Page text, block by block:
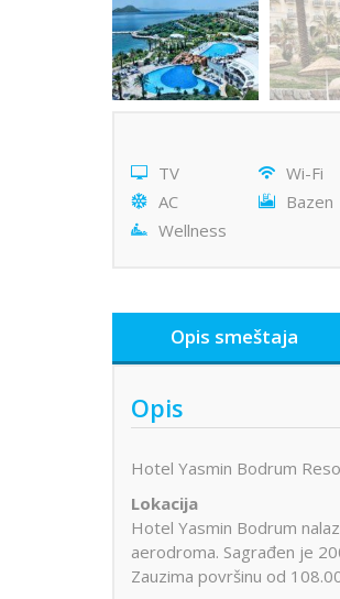
TV
Wi-Fi
AC
Bazen
Wellness
Opis smeštaja
Opis
Hotel Yasmin Bodrum
Lokacija
Hotel Yasmin Bodrum
aerodroma. Sagrađen je
Zauzima površinu od